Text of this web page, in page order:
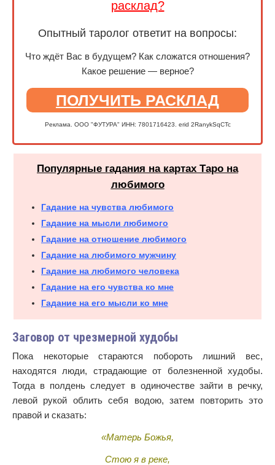
расклад?
Опытный таролог ответит на вопросы:
Что ждёт Вас в будущем? Как сложатся отношения?
Какое решение — верное?
ПОЛУЧИТЬ РАСКЛАД
Реклама. ООО "ФУТУРА" ИНН: 7801716423. erid 2RanykSqCTc
Популярные гадания на картах Таро на
любимого
Гадание на чувства любимого
Гадание на мысли любимого
Гадание на отношение любимого
Гадание на любимого мужчину
Гадание на любимого человека
Гадание на его чувства ко мне
Гадание на его мысли ко мне
Заговор от чрезмерной худобы
Пока некоторые стараются побороть лишний вес,
находятся люди, страдающие от болезненной худобы.
Тогда в полдень следует в одиночестве зайти в речку,
левой рукой облить себя водою, затем повторить это
правой и сказать:
«Матерь Божья,
Стою я в реке,